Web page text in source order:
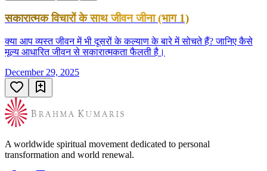
सकारात्मक विचारों के साथ जीवन जीना (भाग 1)
क्या आप व्यस्त जीवन में भी दूसरों के कल्याण के बारे में सोचते हैं? जानिए कैसे
मूल्य आधारित जीवन से सकारात्मकता फैलती है।
December 29, 2025
A worldwide spiritual movement dedicated to personal
transformation and world renewal.